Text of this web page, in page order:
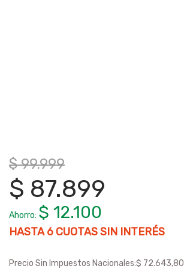
$ 99.999
$ 87.899
Ahorro: $ 12.100
HASTA6 CUOTAS SIN INTERÉS
Precio Sin Impuestos Nacionales:$ 72.643,80